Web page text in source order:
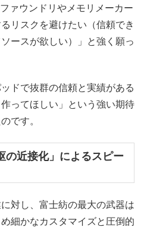
ァウンドリやメモリメーカー
リスクを避けたい（信頼でき
ースが欲しい）」と強く願っ
ドで抜群の信頼と実績がある
ってほしい」という強い期待
です。
の近接化」によるスピー
対し、富士紡の最大の武器は
細かなカスタマイズと圧倒的